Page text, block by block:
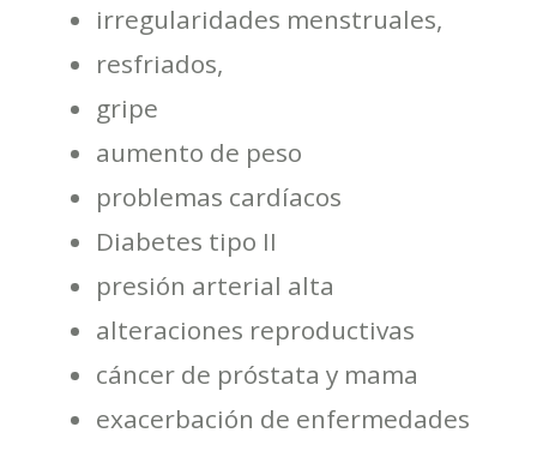
irregularidades menstruales,
resfriados,
gripe
aumento de peso
problemas cardíacos
Diabetes tipo II
presión arterial alta
alteraciones reproductivas
cáncer de próstata y mama
exacerbación de enfermedades